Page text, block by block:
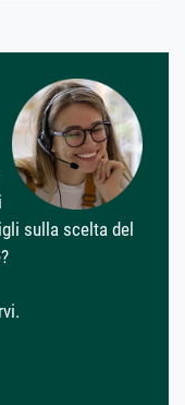
sulla scelta del